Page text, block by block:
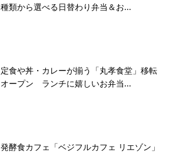
種類から選べる日替わり弁当＆お...
定食や丼・カレーが揃う「丸孝食堂」移転
オープン ランチに嬉しいお弁当...
発酵食カフェ「ベジフルカフェ リエゾン」